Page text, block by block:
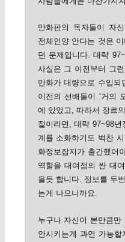
만화판의 독자들이 자
전체인양 안다는 것은
던 문제입니다. 대략
사실은 그 이전부터 그
만화가 대량으로 수입
이전의 선배들이 ‘거의
에 있었고, 따라서 장르
절이라면, 대략 97~98
계를 소화하기도 벅찬
화정보잡지가 출간했어
역할을 대여점의 싼 대
을듯 합니다. 정보를 두
는게 나으니까요.
누구나 자신이 본만큼
안시키는게 과연 가능할